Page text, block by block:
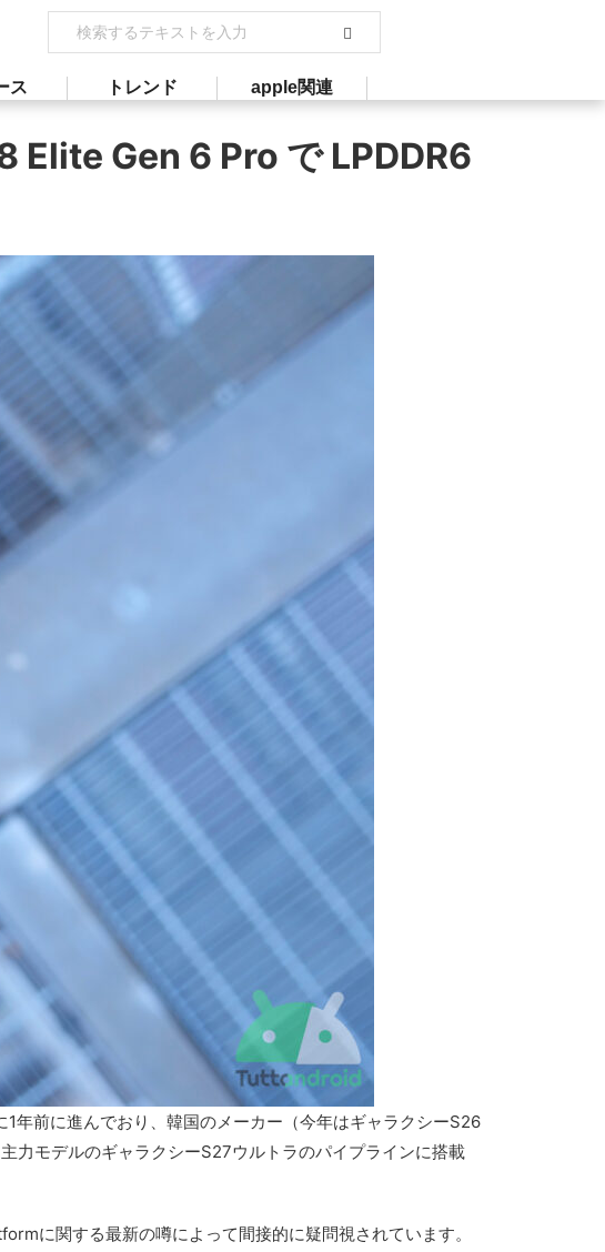
ス トレンド apple関連
Gen 6 Pro で LPDDR6
年前に進んでおり、韓国のメーカー（今年はギャラクシーS26
力モデルのギャラクシーS27ウルトラのパイプラインに搭載
に関する最新の噂によって間接的に疑問視されています。